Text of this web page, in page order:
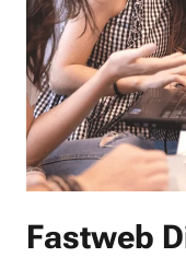
Fastweb